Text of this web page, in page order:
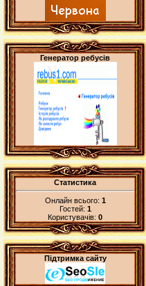
Генератор ребусів
Статистика
Онлайн всього: 1
Гостей: 1
Користувачів: 0
Підтримка сайту